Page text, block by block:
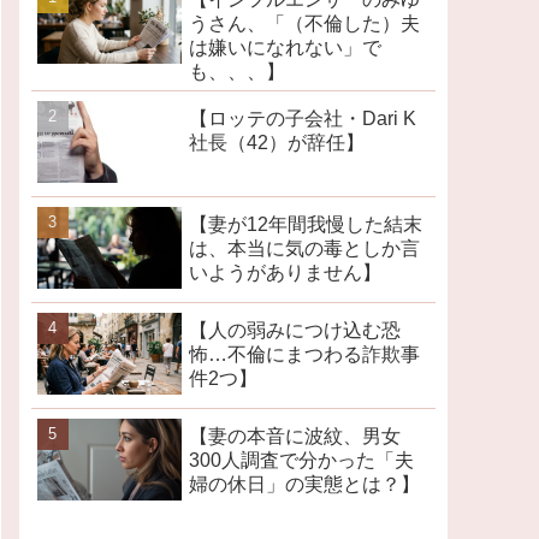
うさん、「（不倫した）夫
は嫌いになれない」で
も、、、】
【ロッテの子会社・Dari K
社長（42）が辞任】
【妻が12年間我慢した結末
は、本当に気の毒としか言
いようがありません】
【人の弱みにつけ込む恐
怖…不倫にまつわる詐欺事
件2つ】
【妻の本音に波紋、男女
300人調査で分かった「夫
婦の休日」の実態とは？】